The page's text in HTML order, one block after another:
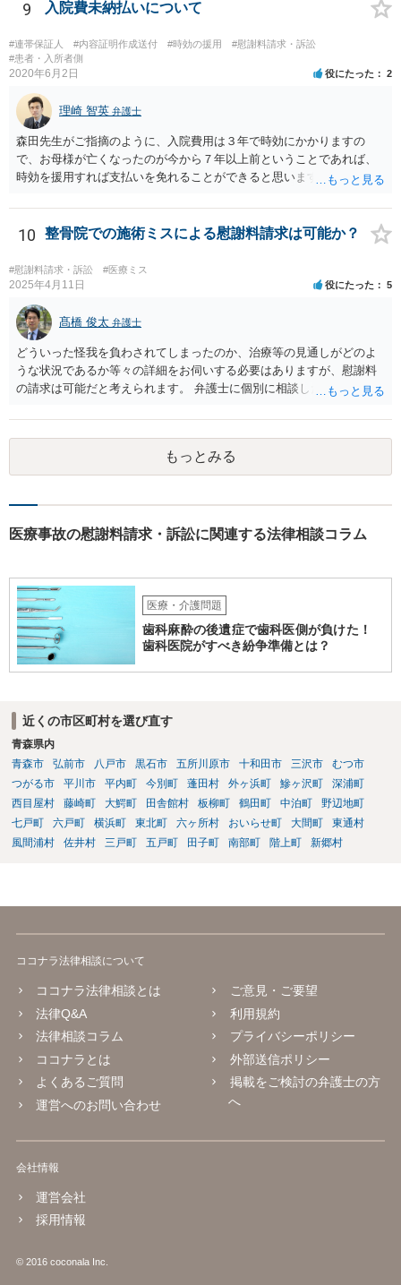
ニック側の過失を肯定できそうであれば、クリニックに対して具体的
9 入院費未納払いについて
#連帯保証人 #内容証明作成送付 #時効の援用
#慰謝料請求・訴訟
#患者・入所者側
2020年6月2日 役にたった 2
理崎 智英 弁護士
森田先生がご指摘のように、入院費用は３年で時効にかかりますの
で、お母様が亡くなったのが今から７年以上前ということであれば、
時効を援用すれば支払いを免れることができると思います。 そのた
容証明郵便を送るようにしてください。
10 整骨院での施術ミスによる慰謝料請求は可能か？
#慰謝料請求・訴訟 #医療ミス
2025年4月11日 役にたった 5
髙橋 俊太 弁護士
どういった怪我を負わされてしまったのか、治療等の見通しがどのよ
うな状況であるか等々の詳細をお伺いする必要はありますが、慰謝料
の請求は可能だと考えられます。 弁護士に個別に相談した方がよいケ
してみるとよいでしょう。
もっとみる
医療事故の慰謝料請求・訴訟に関連する法律相談コラム
医療・介護問題
歯科麻酔の後遺症で歯科医側が負けた！
歯科医院がすべき紛争準備とは？
近くの市区町村を選び直す
青森県内
青森市
弘前市 八戸市 黒石市 五所川原市 十和田市 三沢市
むつ市
つがる市
平川市 平内町 今別町 蓬田村 外ヶ浜町 鰺ヶ沢町
深浦町
西目屋村
藤崎町 大鰐町 田舎館村 板柳町 鶴田町 中泊町
野辺地町
七戸町
六戸町 横浜町 東北町 六ヶ所村 おいらせ町 大間町
東通村
風間浦村
佐井村 三戸町 五戸町 田子町 南部町 階上町 新郷村
ココナラ法律相談について
ココナラ法律相談とは
法律Q&A
法律相談コラム
ココナラとは
よくあるご質問
運営へのお問い合わせ
ご意見・ご要望
利用規約
プライバシーポリシー
外部送信ポリシー
掲載をご検討の弁護士の方
へ
会社情報
運営会社
採用情報
© 2016 coconala Inc.